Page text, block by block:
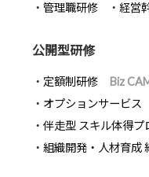
管理職研修
経営
公開型研修
定額制研修 Biz
オプションサービス
伴走型 スキル体得プ
組織開発・人材育成